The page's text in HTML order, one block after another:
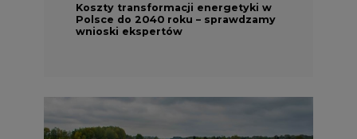
Koszty transformacji energetyki w
Polsce do 2040 roku – sprawdzamy
wnioski ekspertów